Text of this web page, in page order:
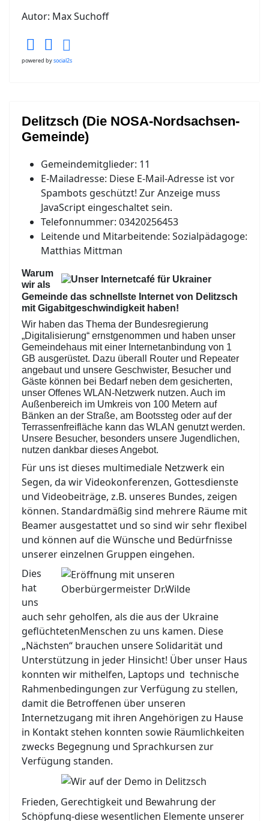
Autor: Max Suchoff
powered bysocial2s
Delitzsch (Die NOSA-Nordsachsen-
Gemeinde)
Gemeindemitglieder: 11
E-Mailadresse: Diese E-Mail-Adresse ist vor
Spambots geschützt! Zur Anzeige muss
JavaScript eingeschaltet sein.
Telefonnummer: 03420256453
Leitende und Mitarbeitende: Sozialpädagoge:
Matthias Mittman
Warum
wir als
Gemeinde das schnellste Internet von Delitzsch
mit Gigabitgeschwindigkeit haben!
Wir haben das Thema der Bundesregierung
„Digitalisierung“ ernstgenommen und haben unser
Gemeindehaus mit einer Internetanbindung von 1
GB ausgerüstet. Dazu überall Router und Repeater
angebaut und unsere Geschwister, Besucher und
Gäste können bei Bedarf neben dem gesicherten,
unser Offenes WLAN-Netzwerk nutzen. Auch im
Außenbereich im Umkreis von 100 Metern auf
Bänken an der Straße, am Bootssteg oder auf der
Terrassenfreifläche kann das WLAN genutzt werden.
Unsere Besucher, besonders unsere Jugendlichen,
nutzen dankbar dieses Angebot.
Für uns ist dieses multimediale Netzwerk ein
Segen, da wir Videokonferenzen, Gottesdienste
und Videobeiträge, z.B. unseres Bundes, zeigen
können. Standardmäßig sind mehrere Räume mit
Beamer ausgestattet und so sind wir sehr flexibel
und können auf die Wünsche und Bedürfnisse
unserer einzelnen Gruppen eingehen.
Dies
hat
uns
auch sehr geholfen, als die aus der Ukraine
geflüchtetenMenschen zu uns kamen. Diese
„Nächsten“ brauchen unsere Solidarität und
Unterstützung in jeder Hinsicht! Über unser Haus
konnten wir mithelfen, Laptops und technische
Rahmenbedingungen zur Verfügung zu stellen,
damit die Betroffenen über unseren
Internetzugang mit ihren Angehörigen zu Hause
in Kontakt stehen konnten sowie Räumlichkeiten
zwecks Begegnung und Sprachkursen zur
Verfügung standen.
Frieden, Gerechtigkeit und Bewahrung der
Schöpfung-diese wesentlichen Elemente unserer